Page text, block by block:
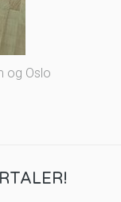
og Oslo